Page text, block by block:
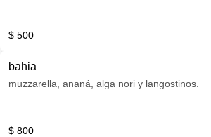
$ 500
bahia
muzzarella, ananá, alga nori y langostinos.
$ 800